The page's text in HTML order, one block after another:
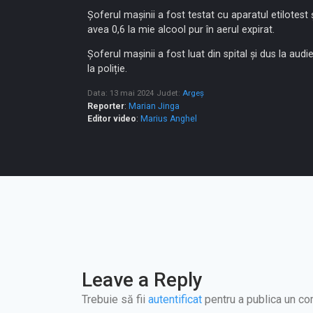
Șoferul mașinii a fost testat cu aparatul etilotest
avea 0,6 la mie alcool pur în aerul expirat.
Șoferul mașinii a fost luat din spital și dus la
la poliție.
Data: 13 mai 2024 Judet: Argeș
Reporter: Marian Jinga
Editor video: Marius Anghel
Leave a Reply
Trebuie să fii autentificat pentru a publica un